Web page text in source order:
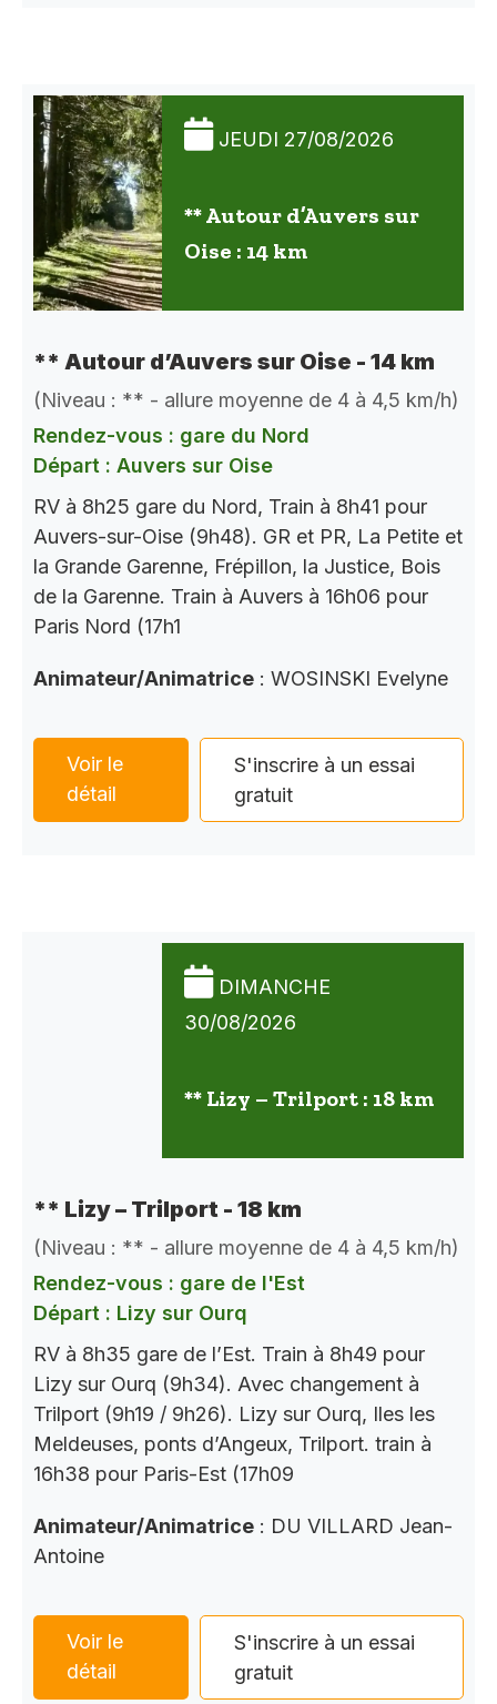
JEUDI 27/08/2026
** Autour d’Auvers sur
Oise : 14 km
** Autour d’Auvers sur Oise - 14 km
(Niveau : ** - allure moyenne de 4 à 4,5 km/h)
Rendez-vous : gare du Nord
Départ : Auvers sur Oise
RV à 8h25 gare du Nord, Train à 8h41 pour
Auvers-sur-Oise (9h48). GR et PR, La Petite et
la Grande Garenne, Frépillon, la Justice, Bois
de la Garenne. Train à Auvers à 16h06 pour
Paris Nord (17h1
Animateur/Animatrice : WOSINSKI Evelyne
Voir le
détail
S'inscrire à un essai
gratuit
DIMANCHE
30/08/2026
** Lizy – Trilport : 18 km
** Lizy – Trilport - 18 km
(Niveau : ** - allure moyenne de 4 à 4,5 km/h)
Rendez-vous : gare de l'Est
Départ : Lizy sur Ourq
RV à 8h35 gare de l’Est. Train à 8h49 pour
Lizy sur Ourq (9h34). Avec changement à
Trilport (9h19 / 9h26). Lizy sur Ourq, Iles les
Meldeuses, ponts d’Angeux, Trilport. train à
16h38 pour Paris-Est (17h09
Animateur/Animatrice : DU VILLARD Jean-
Antoine
Voir le
détail
S'inscrire à un essai
gratuit